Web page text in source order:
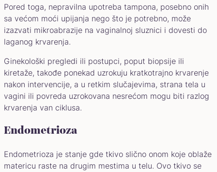
Pored toga, nepravilna upotreba tampona, posebno onih
sa većom moći upijanja nego što je potrebno, može
izazvati mikroabrazije na vaginalnoj sluznici i dovesti do
laganog krvarenja.
Ginekološki pregledi ili postupci, poput biopsije ili
kiretaže, takođe ponekad uzrokuju kratkotrajno krvarenje
nakon intervencije, a u retkim slučajevima, strana tela u
vagini ili povreda uzrokovana nesrećom mogu biti razlog
krvarenja van ciklusa.
Endometrioza
Endometrioza je stanje gde tkivo slično onom koje oblaže
matericu raste na drugim mestima u telu. Ovo tkivo se